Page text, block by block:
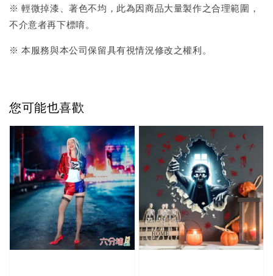
※ 輕微掉漆、著色不均，此為因商品大量製作之合理範圍，
不介意者再下標唷。
※ 本服務與本公司保留具有視情況修改之權利。
您可能也喜歡